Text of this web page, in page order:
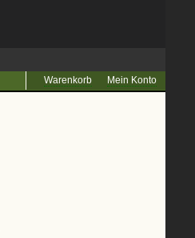
Warenkorb Mein Konto